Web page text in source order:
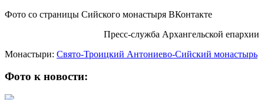
Фото со страницы Сийского монастыря ВКонтакте
Пресс-служба Архангельской епархии
Монастыри: Свято-Троицкий Антониево-Сийский монастырь
Фото к новости: